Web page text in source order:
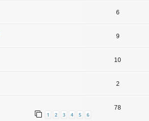
6
9
10
2
1 2 3 4 5 6
78